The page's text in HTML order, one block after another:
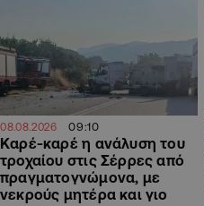
08.08.2026 09:10
Καρέ-καρέ η ανάλυση του
τροχαίου στις Σέρρες από
πραγματογνώμονα, με
νεκρούς μητέρα και γιο